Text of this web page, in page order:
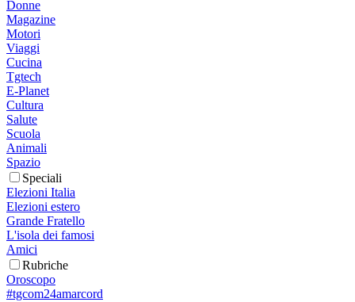
Donne
Magazine
Motori
Viaggi
Cucina
Tgtech
E-Planet
Cultura
Salute
Scuola
Animali
Spazio
Speciali
Elezioni Italia
Elezioni estero
Grande Fratello
L'isola dei famosi
Amici
Rubriche
Oroscopo
#tgcom24amarcord